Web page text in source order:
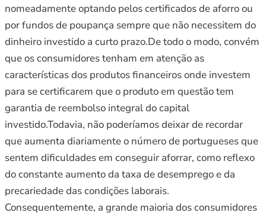
nomeadamente optando pelos certificados de aforro ou
por fundos de poupança sempre que não necessitem do
dinheiro investido a curto prazo.De todo o modo, convém
que os consumidores tenham em atenção as
características dos produtos financeiros onde investem
para se certificarem que o produto em questão tem
garantia de reembolso integral do capital
investido.Todavia, não poderíamos deixar de recordar
que aumenta diariamente o número de portugueses que
sentem dificuldades em conseguir aforrar, como reflexo
do constante aumento da taxa de desemprego e da
precariedade das condições laborais.
Consequentemente, a grande maioria dos consumidores